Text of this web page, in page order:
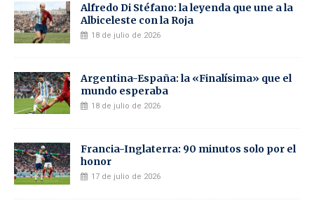
Alfredo Di Stéfano: la leyenda que une a la
Albiceleste con la Roja
18 de julio de 2026
Argentina-España: la «Finalísima» que el
mundo esperaba
18 de julio de 2026
Francia-Inglaterra: 90 minutos solo por el
honor
17 de julio de 2026